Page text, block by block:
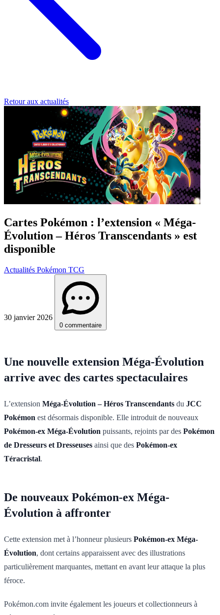
Retour aux actualités
Cartes Pokémon : l’extension « Méga-
Évolution – Héros Transcendants » est
disponible
Actualités Pokémon TCG
30 janvier 2026
0 commentaire
Une nouvelle extension Méga-Évolution
arrive avec des cartes spectaculaires
L’extension Méga-Évolution – Héros Transcendants du JCC
Pokémon est désormais disponible. Elle introduit de nouveaux
Pokémon-ex Méga-Évolution puissants, rejoints par des Pokémon
de Dresseurs et Dresseuses ainsi que des Pokémon-ex
Téracristal.
De nouveaux Pokémon-ex Méga-
Évolution à affronter
Cette extension met à l’honneur plusieurs Pokémon-ex Méga-
Évolution, dont certains apparaissent avec des illustrations
particulièrement marquantes, mettant en avant leur attaque la plus
féroce.
Pokémon.com invite également les joueurs et collectionneurs à